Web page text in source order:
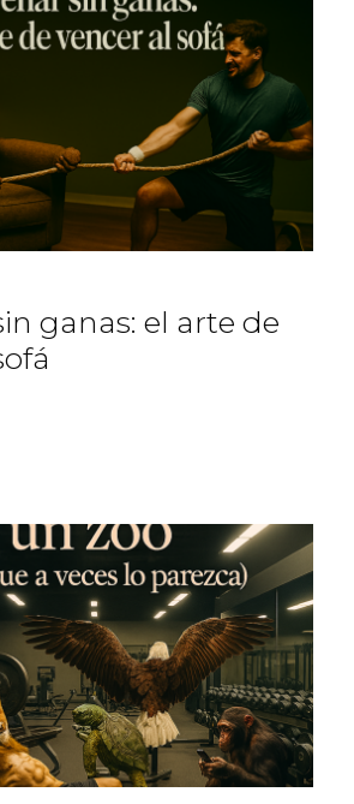
ganas: el arte de